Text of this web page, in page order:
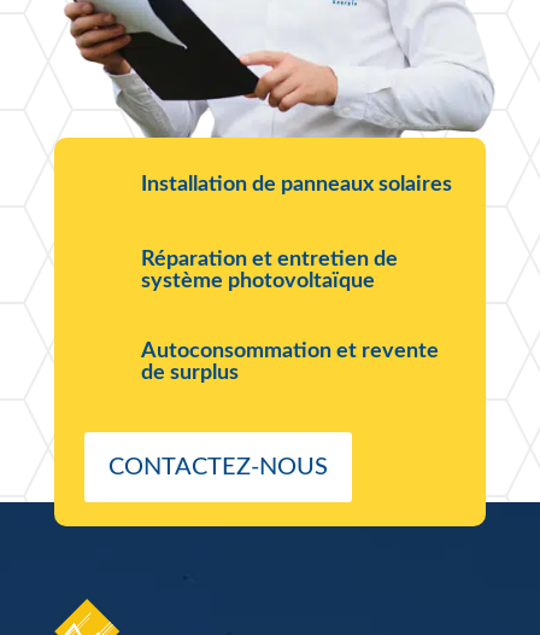
Installation de panneaux solaires
Réparation et entretien de
système photovoltaïque
Autoconsommation et revente
de surplus
CONTACTEZ-NOUS